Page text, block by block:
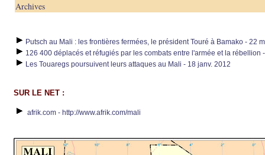
Archives
Putsch au Mali : les frontières fermées, le président Touré à Bamako - 22
126 400 déplacés et réfugiés par les combats entre l'armée et la rébellion
Les Touaregs poursuivent leurs attaques au Mali - 18 janv. 2012
SUR LE NET :
afrik.com - http://www.afrik.com/mali